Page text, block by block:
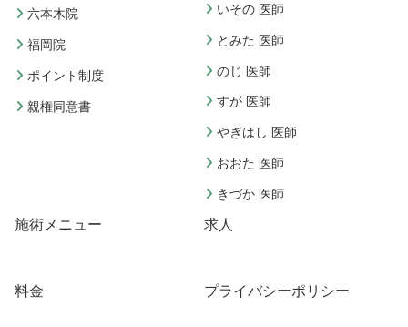
六本木院
福岡院
ポイント制度
親権同意書
いその 医師
とみた 医師
のじ 医師
すが 医師
やぎはし 医師
おおた 医師
きづか 医師
施術メニュー
料金
求人
プライバシーポリシー